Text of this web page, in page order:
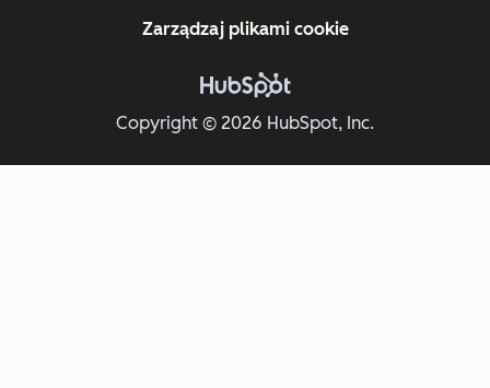
Copyright © 2026 HubSpot, Inc.
Zarządzaj plikami cookie